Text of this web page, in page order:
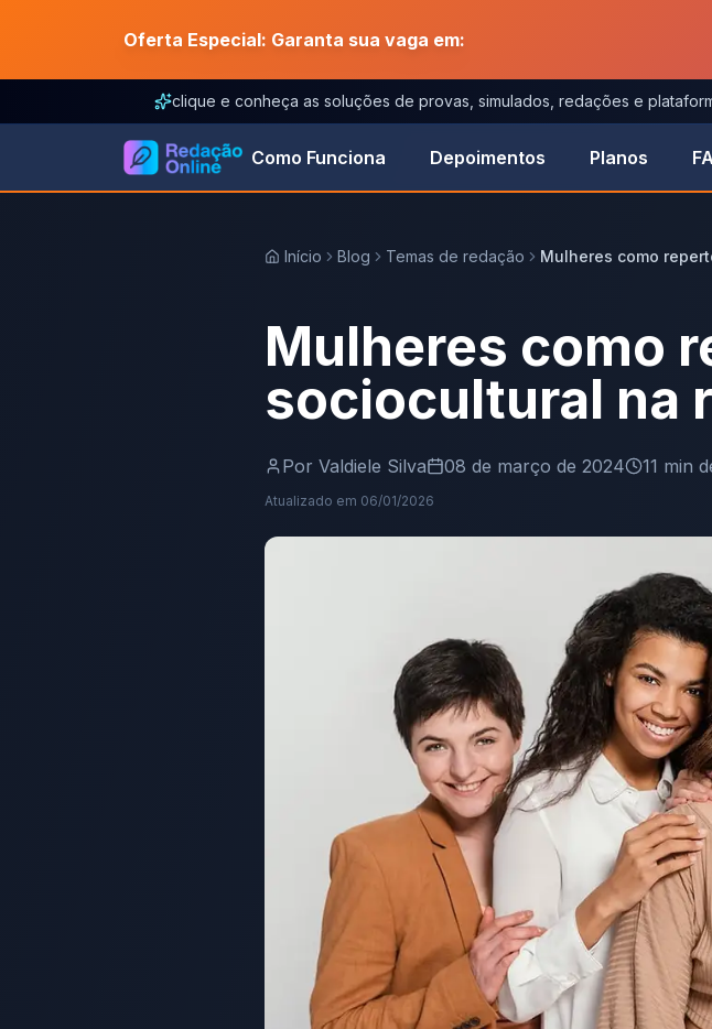
Oferta Especial: Garanta sua vaga em:
clique e conheça as soluções de provas, simulados, redações e
Como Funciona Depoimentos Planos
Início Blog Temas de redação Mulheres como
Mulheres como
sociocultural na
Por Valdiele Silva 08 de março de 2024 11 min
Atualizado em 06/01/2026